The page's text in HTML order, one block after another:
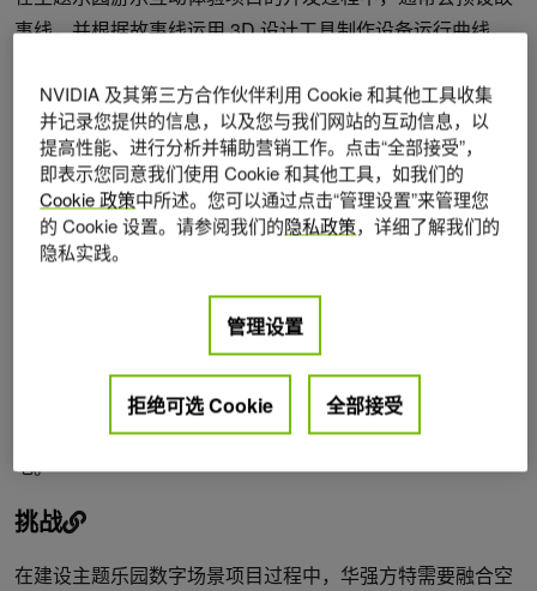
事线，并根据故事线运用 3D 设计工具制作设备运行曲线，
场景，借助设计曲线数据或历史曲线数据，可以对运行效果
进行验证或评估。NVIDIA Omniverse 与 RTX 的强大能力能
帮助企业打造数字孪生，创建项目模拟。这种“数字先行”的
模式能够帮助企业在实际投产前优化布局，尽力避免可能导
致成本增加的问题。
华强方特文化科技集团（下称“华强方特”）是知名的文化科
技企业，专注于文化、旅游、娱乐产业，从主题乐园创意设
计、研究开发、内容制作，到施工建设、市场运营等均有所
涉猎。华强方特借助 NVIDIA Omniverse 与 RTX GPU 以真
实游乐体验环境为背景构建数字孪生场景，建立多专业协同
开发平台，加速游乐体验的项目动态场景构建、渲染和落
地。
挑战
在建设主题乐园数字场景项目过程中，华强方特需要融合空
NVIDIA 及其第三方合作伙伴利用 Cookie 和其他工具收集
并记录您提供的信息，以及您与我们网站的互动信息，以
提高性能、进行分析并辅助营销工作。点击“全部接受”，
即表示您同意我们使用 Cookie 和其他工具，如我们的
Cookie 政策中所述。您可以通过点击“管理设置”来管理您
的 Cookie 设置。请参阅我们的隐私政策，详细了解我们的
隐私实践。
管理设置
拒绝可选 Cookie 全部接受